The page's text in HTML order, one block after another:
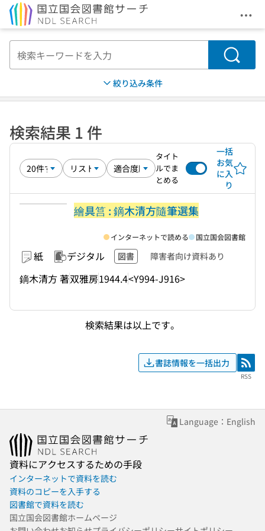
メ
検索
絞り込み条件
検索結果 1 件
タイト
ルでま
とめる
一括
お気
に入
り
繪具筥 : 鏑木清方隨筆選集
紙 デジタル 図書 障害者向け資料あり
鏑木清方 著双雅房1944.4<Y994-J916>
インターネットで読める 国立国会図書館
検索結果は以上です。
書誌情報を一括出力 RSS
RSS
Language：English
資料にアクセスするための手段
インターネットで資料を読む
資料のコピーを入手する
図書館で資料を読む
国立国会図書館ホームページ